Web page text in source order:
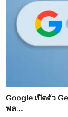
Google เปิดตัว
พล...